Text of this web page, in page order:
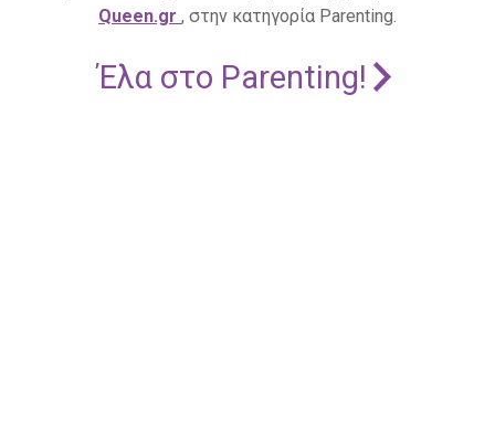
Queen.gr , στην κατηγορία Parenting.
Έλα στο Parenting!